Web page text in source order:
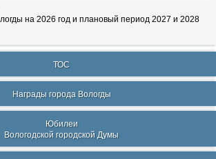
на 2026 год и плановый период 2027 и 2028
ТОС
Награды города Вологды
Юбилеи
Вологодской городской Думы